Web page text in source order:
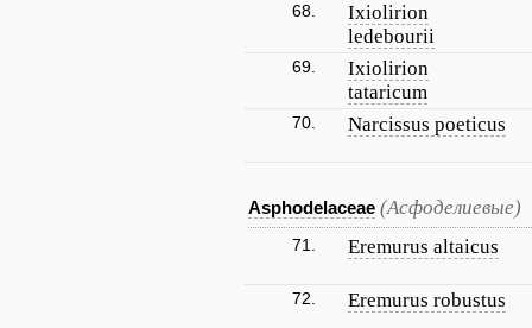
68.
Ixiolirion
ledebourii
69.
Ixiolirion
tataricum
70. Narcissus poeticus
Asphodelaceae (Асфоделиевые)
71. Eremurus altaicus
72. Eremurus robustus